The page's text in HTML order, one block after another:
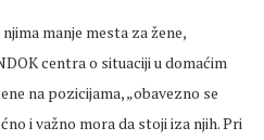
manje mesta za žene,
centra o situaciji u domaćim
na pozicijama, „obavezno se
i važno mora da stoji iza njih. Pri